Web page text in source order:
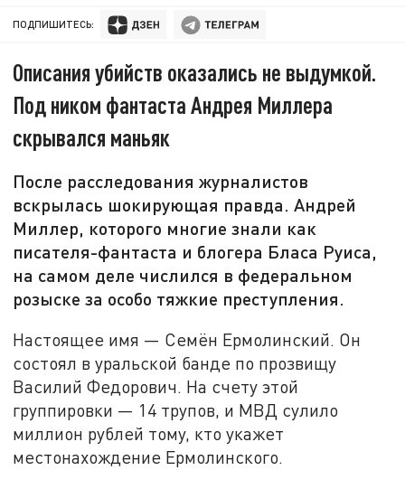
ПОДПИШИТЕСЬ:
Описания убийств оказались не выдумкой.
Под ником фантаста Андрея Миллера
скрывался маньяк
После расследования журналистов
вскрылась шокирующая правда. Андрей
Миллер, которого многие знали как
писателя-фантаста и блогера Бласа Руиса,
на самом деле числился в федеральном
розыске за особо тяжкие преступления.
Настоящее имя — Семён Ермолинский. Он
состоял в уральской банде по прозвищу
Василий Федорович. На счету этой
группировки — 14 трупов, и МВД сулило
миллион рублей тому, кто укажет
местонахождение Ермолинского.